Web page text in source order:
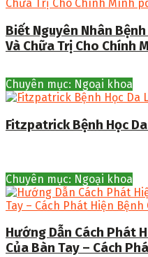
Biết Nguyên Nhân
Và Chữa Trị Cho Chính
Chuyên mục: Ngoại khoa
Fitzpatrick Bệnh Học
Chuyên mục: Ngoại khoa
Hướng Dẫn Cách Phát
Của Bàn Tay – Cách